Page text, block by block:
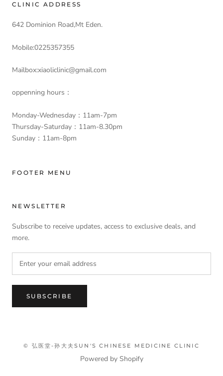
CLINIC ADDRESS
642 Dominion Road,Mt Eden.
Mobile:0225357355
Mailbox:xiaoliclinic@gmail.com
oppenning hours：
Monday-Wednesday：11am-7pm
Thursday-Saturday：11am-8.30pm
Sunday：11am-8pm
FOOTER MENU
NEWSLETTER
Subscribe to receive updates, access to exclusive deals, and
more.
SUBSCRIBE
© 弘医堂-孙大夫SUN'S CHINESE MEDICINE CLINIC
Powered by Shopify